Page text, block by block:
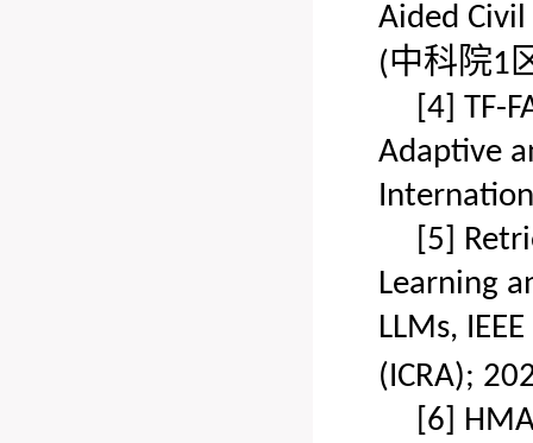
Aided
(中科院1
[4] TF-
Adaptive
[5]
Learning
LLMs,
(ICRA);
[6]